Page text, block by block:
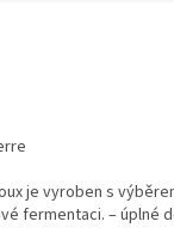
je vyroben s
fermentaci. – úplné